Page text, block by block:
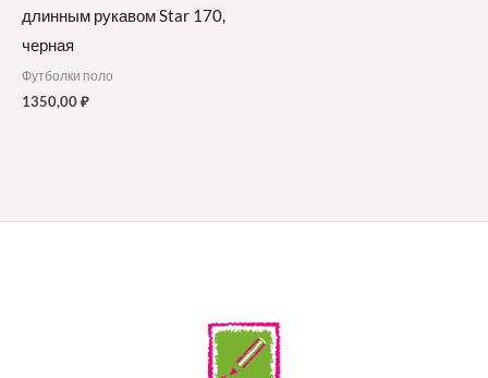
длинным рукавом Star 170,
черная
Футболки поло
1350,00₽